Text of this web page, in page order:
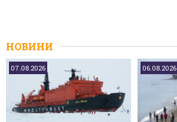
НОВИНИ
07.08.2026 06.08.2026